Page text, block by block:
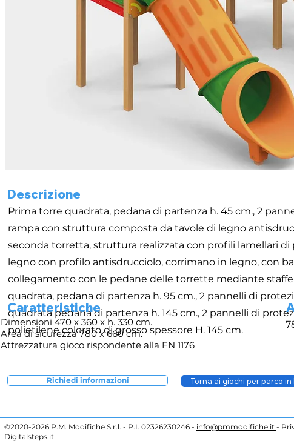
Descrizione
Prima torre quadrata, pedana di partenza h. 45 cm., 2
rampa con struttura composta da tavole di legno
seconda torretta, struttura realizzata con profili lamellari di
legno con profilo antisdrucciolo, corrimano in legno, con
collegamento con le pedane delle torrette mediante staffe
quadrata, pedana di partenza h. 95 cm., 2 pannelli di
quadrata pedana di partenza h. 145 cm., 2 pannelli di
polietilene colorato di grosso spessore H. 145 cm.
Caratteristiche
Dimensioni 470 x 360 x h. 330 cm.
Area di sicurezza 780 x 660 cm.
Attrezzatura gioco rispondente alla EN 1176
Richiedi informazioni Torna ai giochi per parco
©2020-2026 P.M. Modifiche S.r.l. - P.I. 02326230246 - info@pmmodifiche.it -
Digitalsteps.it